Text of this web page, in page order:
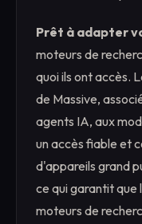
Prêt à adapter
moteurs de
quoi ils ont accès.
de Massive,
agents IA, aux
un accès fiable et
d'appareils grand
ce qui garantit que
moteurs de